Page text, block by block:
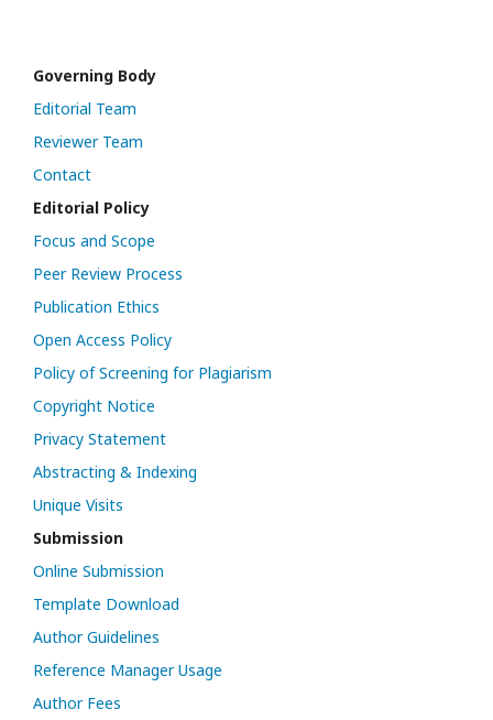
Governing Body
Editorial Team
Reviewer Team
Contact
Editorial Policy
Focus and Scope
Peer Review Process
Publication Ethics
Open Access Policy
Policy of Screening for Plagiarism
Copyright Notice
Privacy Statement
Abstracting & Indexing
Unique Visits
Submission
Online Submission
Template Download
Author Guidelines
Reference Manager Usage
Author Fees